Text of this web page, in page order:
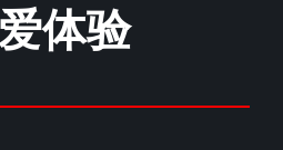
体验